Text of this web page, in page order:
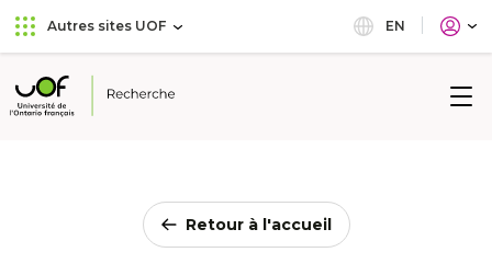
Aller
au
principal
Passer
au
Autres sites UOF EN
Université
Retour à l'accueil